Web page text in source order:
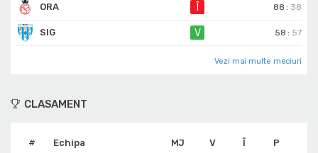
ORA 88 : 38
SIG V 58 : 57
Vezi mai multe meciuri
CLASAMENT
# Echipa MJ V Î P